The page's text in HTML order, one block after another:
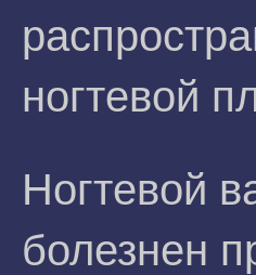
ногтевой
Ногтевой
болезнен